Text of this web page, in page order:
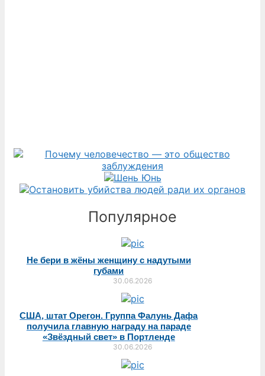
Популярное
Не бери в жёны женщину с надутыми
губами
30.06.2026
США, штат Орегон. Группа Фалунь Дафа
получила главную награду на параде
«Звёздный свет» в Портленде
30.06.2026